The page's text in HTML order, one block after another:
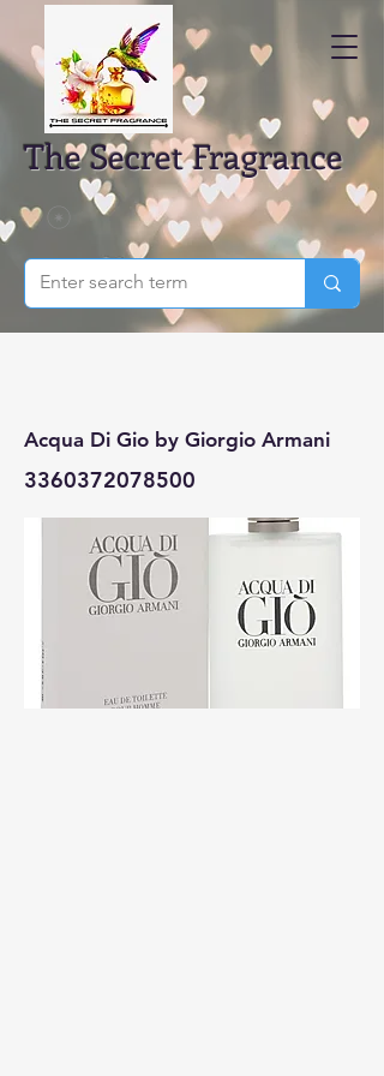
The Secret Fragrance
Acqua Di Gio by Giorgio Armani
3360372078500